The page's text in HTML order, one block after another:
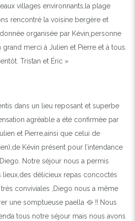
villages environnants,la plage
rencontré la voisine bergère et
organisée par Kévin,personne
merci à Julien et Pierre et à tous.
Tristan et Éric »
dans un lieu reposant et superbe
agréable a été confirmée par
et Pierre,ainsi que celui de
Kévin présent pour l’intendance
Notre séjour nous a permis
lieux,des délicieux repas concoctés
conviviales ;Diego nous a même
une somptueuse paella 🥘 !! Nous
tous notre séjour mais nous avons